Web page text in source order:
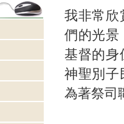
我非常欣
們的光景
基督的身
神聖別子
為著祭司